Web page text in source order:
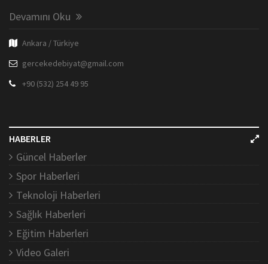
Devamını Oku
Ankara / Türkiye
gercekedebiyat@gmail.com
+90 (532) 254 49 95
HABERLER
Güncel Haberler
Spor Haberleri
Teknoloji Haberleri
Sağlık Haberleri
Eğitim Haberleri
Video Galeri